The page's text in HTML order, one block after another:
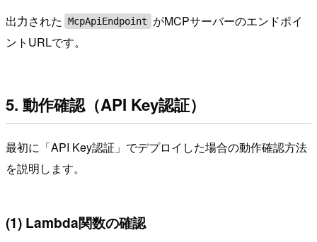
出力された McpApiEndpoint
がMCPサーバーのエンドポイ
ントURLです。
5. 動作確認（API Key認証）
最初に「API Key認証」でデプロイした場合の動作確認方法
を説明します。
(1) Lambda関数の確認